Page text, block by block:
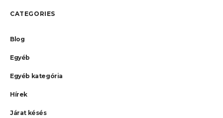
CATEGORIES
Blog
Egyéb
Egyéb kategória
Hírek
Járat késés